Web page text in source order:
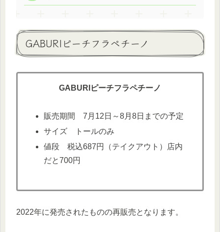
GABURIピーチフラペチーノ
GABURIピーチフラペチーノ
販売期間 7月12日～8月8日までの予定
サイズ トールのみ
値段 税込687円（テイクアウト）店内
だと700円
2022年に発売されたものの再販売となります。